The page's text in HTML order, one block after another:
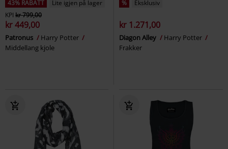
43% RABATT
Lite igjen på lager
KPI kr 799,00
kr 449,00
Patronus
Harry Potter
Middellang kjole
% Eksklusiv
kr 1.271,00
Diagon Alley
Harry Potter
Frakker